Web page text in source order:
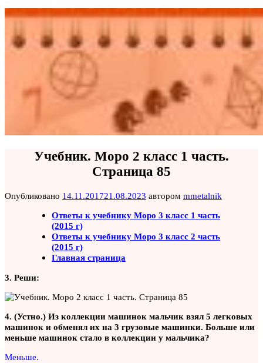
Учебник. Моро 2 класс 1 часть.
Страница 85
Опубликовано 14.11.201721.08.2023 автором mmetalnik
Ответы к учебнику Моро 3 класс 1 часть
(2015 г)
Ответы к учебнику Моро 3 класс 2 часть
(2015 г)
Главная страница
3. Реши:
4. (Устно.) Из коллекции машинок мальчик взял 5 легковых
машинок и обменял их на 3 грузовые машинки. Больше или
меньше машинок стало в коллекции у мальчика?
Меньше.